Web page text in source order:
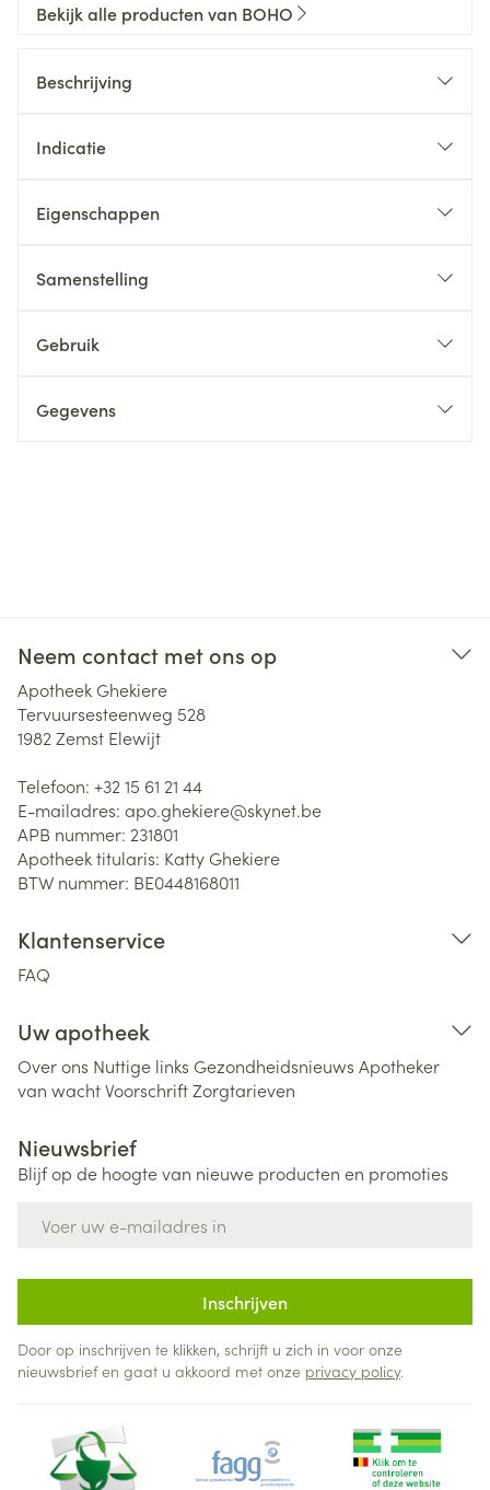
Bekijk alle producten van BOHO
Beschrijving
Indicatie
Eigenschappen
Samenstelling
Gebruik
Gegevens
Neem contact met ons op
Apotheek Ghekiere
Tervuursesteenweg 528
1982 Zemst Elewijt
Telefoon: +32 15 61 21 44
E-mailadres: apo.ghekiere@skynet.be
APB nummer: 231801
Apotheek titularis: Katty Ghekiere
BTW nummer: BE0448168011
Klantenservice
FAQ
Uw apotheek
Over ons Nuttige links Gezondheidsnieuws Apotheker
van wachtVoorschriftZorgtarieven
Nieuwsbrief
Blijf op de hoogte van nieuwe producten en promoties
Inschrijven
Door op inschrijven te klikken, schrijft u zich in voor onze
nieuwsbrief en gaat u akkoord met onze privacy policy.